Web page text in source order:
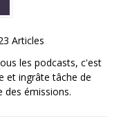
Articles
les podcasts, c'est
et ingrâte tâche de
émissions.